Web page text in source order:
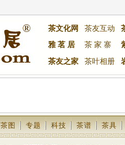
茶文化网 茶友互动
雅 茗 居
茶 家 寨
茶友之家 茶叶相册
茶图 专题 科技 茶谱 茶具